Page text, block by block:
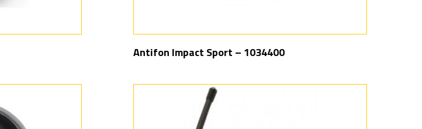
Antifon Impact Sport – 1034400